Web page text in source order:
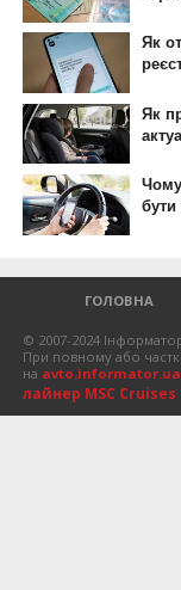
ГОЛОВНА
© 2007-2024
При повному або
на avto.informator.ua
лайнер MSC Cruises